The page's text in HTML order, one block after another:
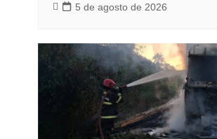
5 de agosto de 2026